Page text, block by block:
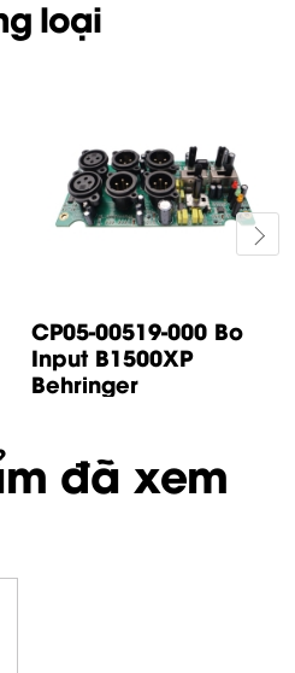
loại
CP05-00519-000 Bo
Input B1500XP
Behringer
đã xem